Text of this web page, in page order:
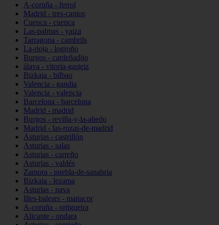
A-coruña - ferrol
Madrid - tres-cantos
Cuenca - cuenca
Las-palmas - yaiza
Tarragona - cambrils
La-rioja - logroño
Burgos - cardeñadijo
álava - vitoria-gasteiz
Bizkaia - bilbao
Valencia - gandia
Valencia - valencia
Barcelona - barcelona
Madrid - madrid
Burgos - revilla-y-la-ahedo
Madrid - las-rozas-de-madrid
Asturias - castrillón
Asturias - salas
Asturias - carreño
Asturias - valdés
Zamora - puebla-de-sanabria
Bizkaia - lezama
Asturias - nava
Illes-balears - manacor
A-coruña - ortigueira
Alicante - ondara